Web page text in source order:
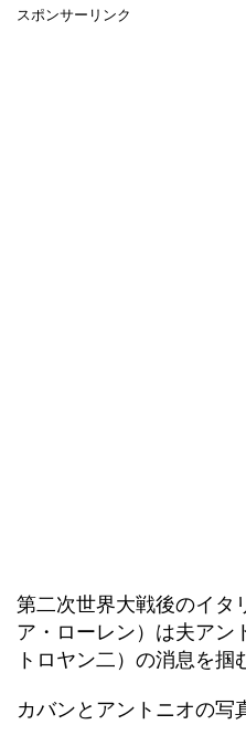
スポンサーリンク
第二次世界大戦後のイタ
ア・ローレン）は夫アン
トロヤン二）の消息を掴
カバンとアントニオの写